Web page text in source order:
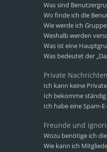
Was sind
Wo finde ich die
Wie werde ich
Weshalb werden
Was ist eine
Was bedeutet der
Private Nachrichten
Ich kann keine
Ich bekomme
Ich habe eine Spam-
Freunde und
Wozu benötige ich
Wie kann ich